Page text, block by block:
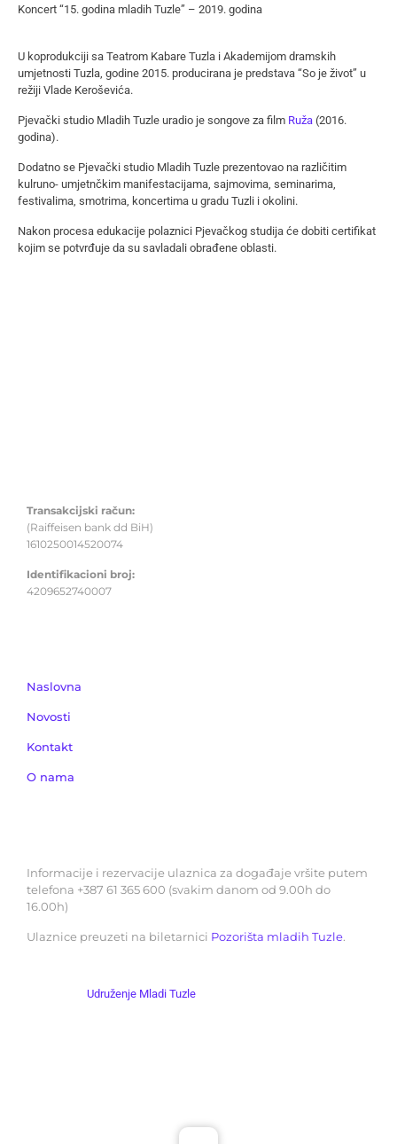
Koncert “15. godina mladih Tuzle” – 2019. godina
U koprodukciji sa Teatrom Kabare Tuzla i Akademijom dramskih
umjetnosti Tuzla, godine 2015. producirana je predstava “So je život” u
režiji Vlade Keroševića.
Pjevački studio Mladih Tuzle uradio je songove za film Ruža (2016.
godina).
Dodatno se Pjevački studio Mladih Tuzle prezentovao na različitim
kulruno- umjetnčkim manifestacijama, sajmovima, seminarima,
festivalima, smotrima, koncertima u gradu Tuzli i okolini.
Nakon procesa edukacije polaznici Pjevačkog studija će dobiti certifikat
kojim se potvrđuje da su savladali obrađene oblasti.
Transakcijski račun:
(Raiffeisen bank dd BiH)
1610250014520074
Identifikacioni broj:
4209652740007
Naslovna
Novosti
Kontakt
O nama
Informacije i rezervacije ulaznica za događaje vršite putem
telefona +387 61 365 600 (svakim danom od 9.00h do
16.00h)
Ulaznice preuzeti na biletarnici Pozorišta mladih Tuzle.
Udruženje Mladi Tuzle